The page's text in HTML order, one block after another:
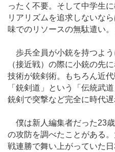
ったく不要。そして中学生
リアリズムを追求しないな
味でのリソースの無駄遣い。
歩兵全員が小銃を持つよ
（接近戦）の際に小銃の先
技術が銃剣術。もちろん近
「銃剣道」という「伝統武
銃剣で突撃など完全に時代遅
僕は新人編集者だった23
の攻防を調べたことがある
戦連勝で舞い上がっていた